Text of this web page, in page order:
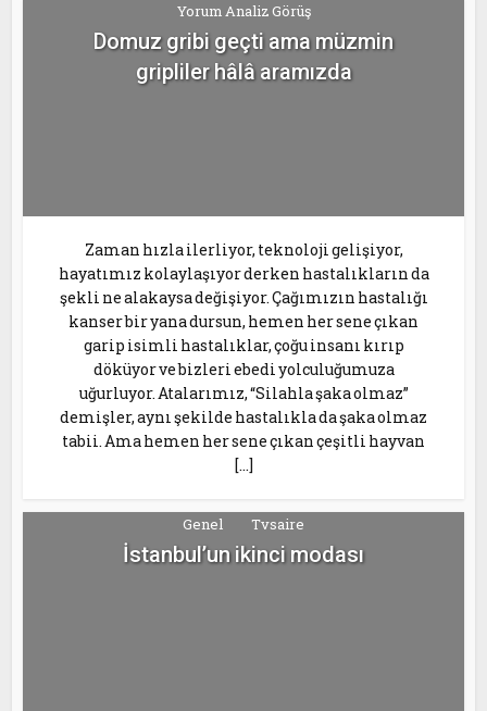
Yorum Analiz Görüş
Domuz gribi geçti ama müzmin
gripliler hâlâ aramızda
Zaman hızla ilerliyor, teknoloji gelişiyor,
hayatımız kolaylaşıyor derken hastalıkların da
şekli ne alakaysa değişiyor. Çağımızın hastalığı
kanser bir yana dursun, hemen her sene çıkan
garip isimli hastalıklar, çoğu insanı kırıp
döküyor ve bizleri ebedi yolculuğumuza
uğurluyor. Atalarımız, “Silahla şaka olmaz”
demişler, aynı şekilde hastalıkla da şaka olmaz
tabii. Ama hemen her sene çıkan çeşitli hayvan
[…]
Genel Tvsaire
İstanbul’un ikinci modası